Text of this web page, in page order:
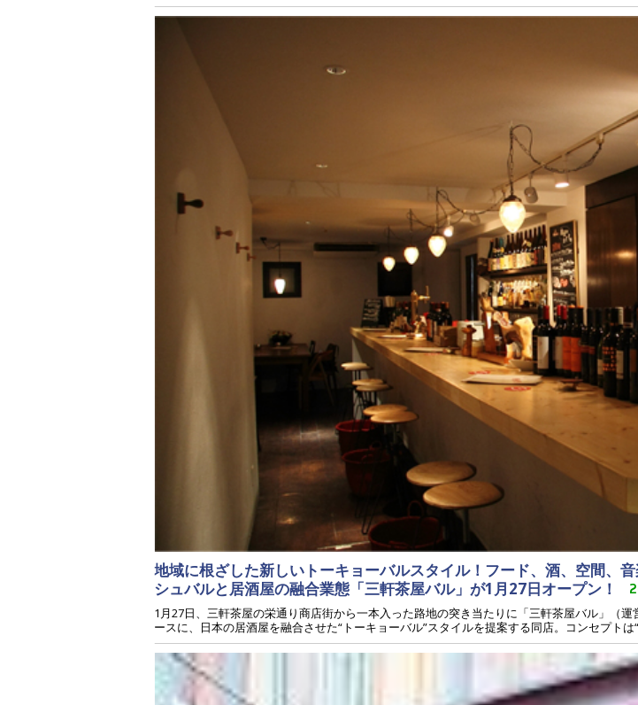
地域に根ざした新しいトーキョーバルスタイル！フード、酒、空間、
シュバルと居酒屋の融合業態「三軒茶屋バル」が1月27日オープン！
1月27日、三軒茶屋の栄通り商店街から一本入った路地の突き当たりに「三軒茶屋バル」（
ースに、日本の居酒屋を融合させた“トーキョーバル”スタイルを提案する同店。コンセプト